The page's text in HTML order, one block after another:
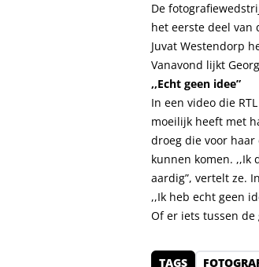
De
het eerste deel van
Juvat Westendorp
Vanavond lijkt
,,Echt geen idee”
In een video die
moeilijk heeft met
droeg die voor
kunnen komen. ,,Ik
aardig”, vertelt ze.
,,Ik heb echt geen
Of er iets tussen de
TAGS